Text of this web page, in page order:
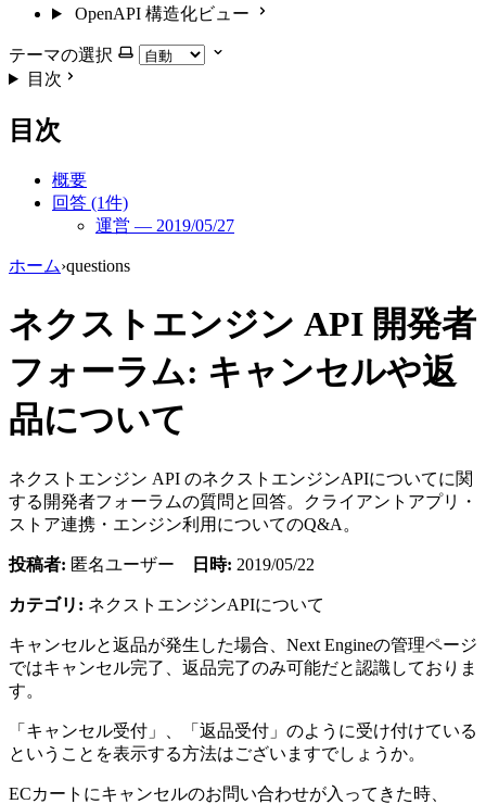
OpenAPI 構造化ビュー
テーマの選択
目次
目次
概要
回答 (1件)
運営 — 2019/05/27
ホーム›questions
ネクストエンジン API 開発者
フォーラム: キャンセルや返
品について
ネクストエンジン API のネクストエンジンAPIについてに関
する開発者フォーラムの質問と回答。クライアントアプリ・
ストア連携・エンジン利用についてのQ&A。
投稿者: 匿名ユーザー 日時: 2019/05/22
カテゴリ: ネクストエンジンAPIについて
キャンセルと返品が発生した場合、Next Engineの管理ページ
ではキャンセル完了、返品完了のみ可能だと認識しておりま
す。
「キャンセル受付」、「返品受付」のように受け付けている
ということを表示する方法はございますでしょうか。
ECカートにキャンセルのお問い合わせが入ってきた時、